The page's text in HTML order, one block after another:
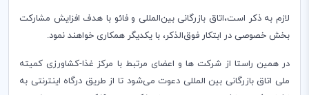
لازم به ذکر است،اتاق بازرگانی بین‌المللی و فائو با هدف افزایش مشارکت
بخش خصوصی در ابتکار فوق‌الذکر، با یکدیگر همکاری خواهند نمود.
در همین راستا از شرکت ها و اعضای مرتبط با مرکز غذا-کشاورزی کمیته
ملی اتاق بازرگانی بین المللی دعوت می‌شود تا از طریق درگاه اینترنتی به